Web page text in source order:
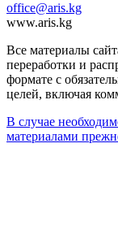
office@aris.kg
www.aris.kg
Все материалы
переработки и
формате с
целей, включая
В случае
материалами